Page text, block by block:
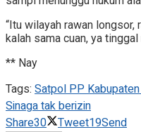
“Itu wilayah rawan longsor,
kalah sama cuan, ya
** Nay
Tags: Satpol PP
Sinaga tak berizin
Share30 Tweet19Send